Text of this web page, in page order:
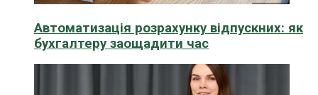
Автоматизація розрахунку відпускних: як
бухгалтеру заощадити час